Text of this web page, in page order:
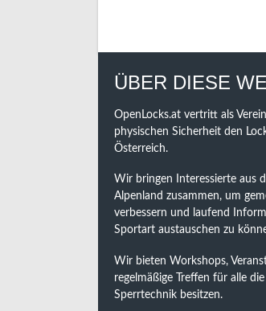
ÜBER DIESE
OpenLocks.at vertritt als
physischen Sicherheit den
Österreich.
Wir bringen Interessierte aus
Alpenland zusammen, um
verbessern und laufend
Sportart austauschen zu
Wir bieten Workshops,
regelmäßige Treffen für alle
Sperrtechnik besitzen.